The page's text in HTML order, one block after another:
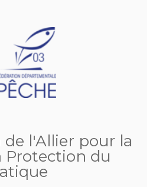
de l'Allier pour la
Protection du